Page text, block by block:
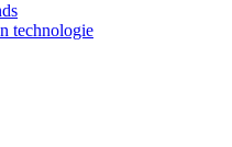
technologie